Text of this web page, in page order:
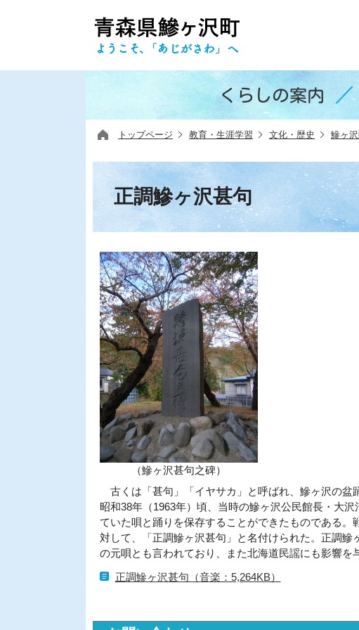
くらしの案内
トップページ 教育・生涯学習 文化・歴史 鰺ヶ
正調鰺ヶ沢甚句
（鰺ヶ沢甚句之碑）
古くは「甚句」「イヤサカ」と呼ばれ、鰺ヶ沢の盆
昭和38年（1963年）頃、当時の鰺ヶ沢公民館長・大
ていた唄と踊りを保存することができたものである
対して、「正調鰺ヶ沢甚句」と名付けられた。正調
の元唄とも言われており、また北海道民謡にも影響を
正調鰺ヶ沢甚句（音楽：5,264KB）